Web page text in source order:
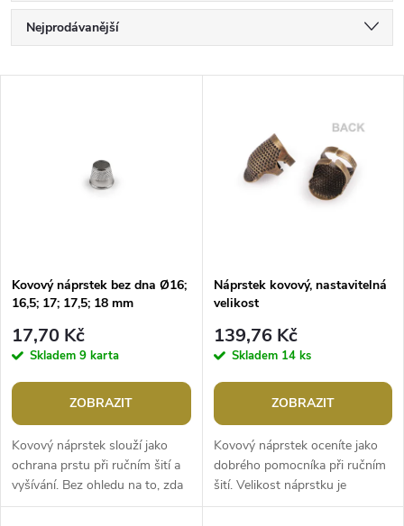
Ř
a
p
r
o
d
u
Nejprodávanější
s
p
r
o
d
u
Kovový náprstek bez dna Ø16;
16,5; 17; 17,5; 18 mm
17,70 Kč
Skladem 9 karta
ZOBRAZIT
Kovový náprstek slouží jako
ochrana prstu při ručním šití a
vyšívání. Bez ohledu na to, zda
jste profesionální krejčí nebo
Náprstek kovový, nastavitelná
velikost
139,76 Kč
Skladem 14 ks
ZOBRAZIT
Kovový náprstek oceníte jako
dobrého pomocníka při ručním
šití. Velikost náprstku je
univerzální, ale kovové nožičky